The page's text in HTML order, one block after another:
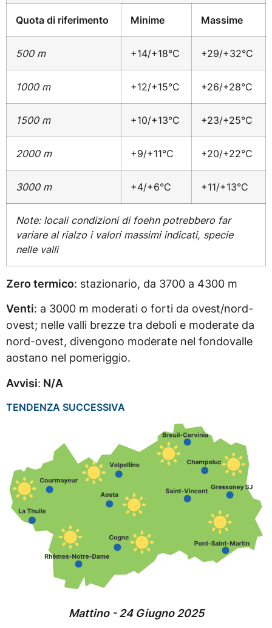
Quota di riferimento Minime Massime
500 m +14/+18°C +29/+32°C
1000 m +12/+15°C +26/+28°C
1500 m +10/+13°C +23/+25°C
2000 m +9/+11°C +20/+22°C
3000 m +4/+6°C +11/+13°C
Note: locali condizioni di foehn potrebbero far
variare al rialzo i valori massimi indicati, specie
nelle valli
Zero termico: stazionario, da 3700 a 4300 m
Venti: a 3000 m moderati o forti da ovest/nord-
ovest; nelle valli brezze tra deboli e moderate da
nord-ovest, divengono moderate nel fondovalle
aostano nel pomeriggio.
Avvisi: N/A
TENDENZA SUCCESSIVA
Mattino - 24 Giugno 2025